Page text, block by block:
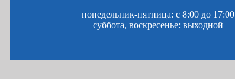
понедельник-пятница: c 8:00 до 17:00
суббота, воскресенье: выходной